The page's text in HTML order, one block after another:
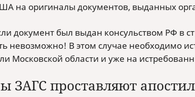
на оригиналы документов, выданных
документ был выдан консульством РФ в
невозможно! В этом случае необходимо
Московской области и уже на
ЗАГС проставляют